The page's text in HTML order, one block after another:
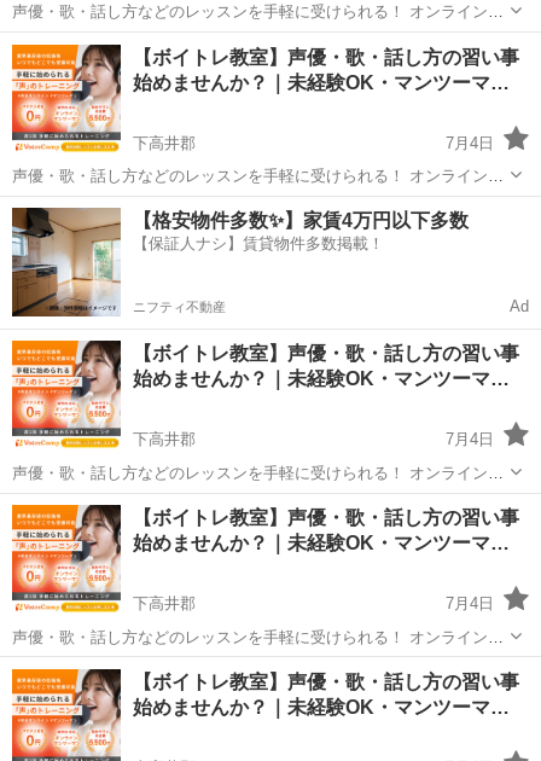
声優・歌・話し方などのレッスンを手軽に受けられる！ オンラインボ
イトレ教室「Voice Camp（ボイスキャンプ）」 「声優のレッスンを一
度受けてみたい」 「話し方に自信がなくて改善したい」 「歌が上手く
なって気...
長野 上水内郡 その他
【ボイトレ教室】声優・歌・話し方の習い事
始めませんか？｜未経験OK・マンツーマ…
下高井郡
7月4日
声優・歌・話し方などのレッスンを手軽に受けられる！ オンラインボ
イトレ教室「Voice Camp（ボイスキャンプ）」 「声優のレッスンを一
度受けてみたい」 「話し方に自信がなくて改善したい」 「歌が上手く
なって気...
長野 下高井郡 その他 声優
【格安物件多数✨】家賃4万円以下多数
【保証人ナシ】賃貸物件多数掲載！
ニフティ不動産 Ad
【ボイトレ教室】声優・歌・話し方の習い事
始めませんか？｜未経験OK・マンツーマ…
下高井郡
7月4日
声優・歌・話し方などのレッスンを手軽に受けられる！ オンラインボ
イトレ教室「Voice Camp（ボイスキャンプ）」 「声優のレッスンを一
度受けてみたい」 「話し方に自信がなくて改善したい」 「歌が上手く
なって気...
長野 下高井郡 その他
【ボイトレ教室】声優・歌・話し方の習い事
始めませんか？｜未経験OK・マンツーマ…
下高井郡
7月4日
声優・歌・話し方などのレッスンを手軽に受けられる！ オンラインボ
イトレ教室「Voice Camp（ボイスキャンプ）」 「声優のレッスンを一
度受けてみたい」 「話し方に自信がなくて改善したい」 「歌が上手く
なって気...
長野 下高井郡 その他 声優
【ボイトレ教室】声優・歌・話し方の習い事
始めませんか？｜未経験OK・マンツーマ…